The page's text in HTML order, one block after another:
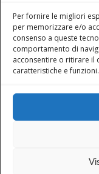
Per fornire le migliori
per memorizzare e/o
consenso a queste
comportamento di
acconsentire o ritirare il
caratteristiche e funzioni.
Modifica
Stato attuale: